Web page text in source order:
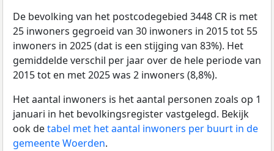
De bevolking van het postcodegebied 3448 CR is met
25 inwoners gegroeid van 30 inwoners in 2015 tot 55
inwoners in 2025 (dat is een stijging van 83%). Het
gemiddelde verschil per jaar over de hele periode van
2015 tot en met 2025 was 2 inwoners (8,8%).
Het aantal inwoners is het aantal personen zoals op 1
januari in het bevolkingsregister vastgelegd. Bekijk
ook detabel met het aantal inwoners per buurt in de
gemeente Woerden.